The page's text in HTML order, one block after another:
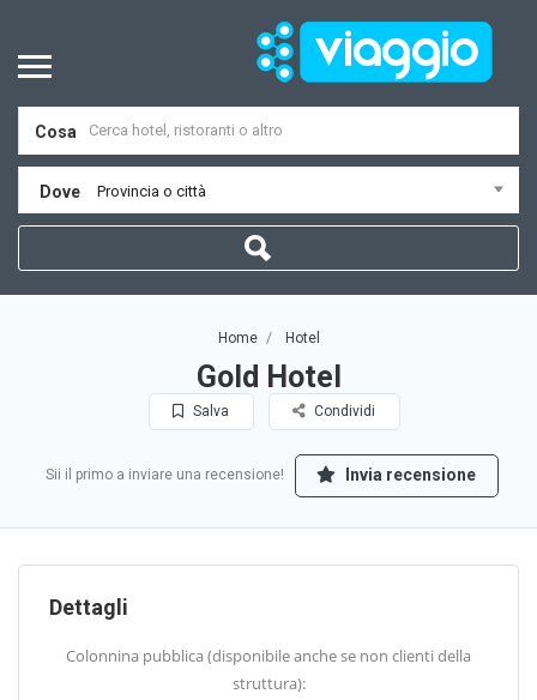
Cosa
Dove Provincia o città
Home Hotel
Gold Hotel
Salva Condividi
Sii il primo a inviare una recensione! Invia recensione
Dettagli
Colonnina pubblica (disponibile anche se non clienti della
struttura):